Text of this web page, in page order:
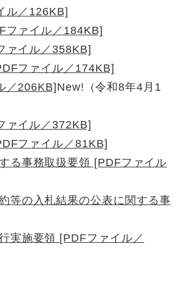
ル／126KB]
ファイル／184KB]
ァイル／358KB]
ファイル／174KB]
／206KB]New!（令和8年4月1
ァイル／372KB]
ファイル／81KB]
る事務取扱要領 [PDFファイル
等の入札結果の公表に関する事
実施要領 [PDFファイル／